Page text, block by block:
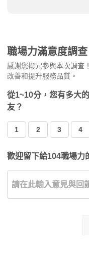
職場力滿意度調查
感謝您撥冗參與本次調查
改善和提升服務品質。
從1~10分，您有多大
友？
1 2 3 4
歡迎留下給104職場力